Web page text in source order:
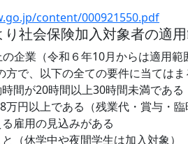
content/000921550.pdf
社会保険加入対象者の適
企業（令和６年10月からは適用
方で、以下の全ての要件に当ては
間が20時間以上30時間未満である
円以上である（残業代・賞与・臨
雇用の見込みがある
休学中や夜間学生は加入対象）